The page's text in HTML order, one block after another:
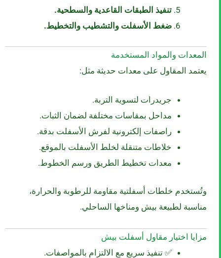
تنفيذ الطبقات القاعدية والسطحية.
ضغط الأسفلت والتشطيب والتخطيط.
المعدات والمواد المستخدمة
يعتمد المقاول على معدات حديثة مثل:
جريدرات لتسوية التربة.
مداحل بمقاسات مختلفة لضمان الثبات.
راصفات إلكترونية لفرش الأسفلت بدقة.
خلاطات متنقلة لخلط الأسفلت بالموقع.
معدات تخطيط الطريق ورسم الخطوط.
وتُستخدم خلطات أسفلتية مقاومة للرطوبة والحرارة،
مناسبة لطبيعة بيش ومناخها الساحلي.
مزايا اختيار مقاول أسفلت بيش
✅ تنفيذ سريع مع الالتزام بالمواصفات.